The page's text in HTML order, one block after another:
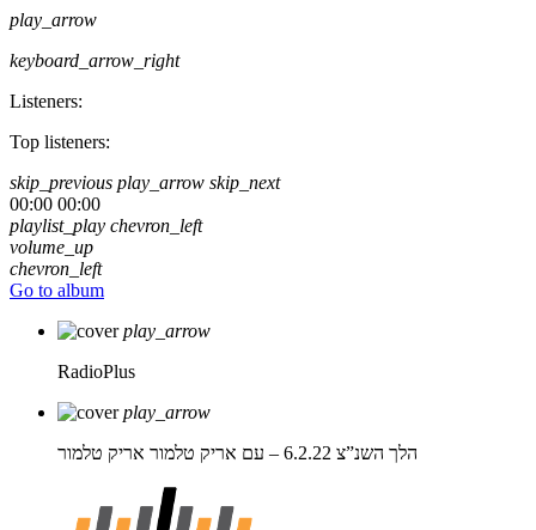
play_arrow
keyboard_arrow_right
Listeners:
Top listeners:
skip_previous play_arrow skip_next
00:00 00:00
playlist_play chevron_left
volume_up
chevron_left
Go to album
play_arrow
RadioPlus
play_arrow
הלך השנ”צ 6.2.22 – עם אריק טלמור
אריק טלמור